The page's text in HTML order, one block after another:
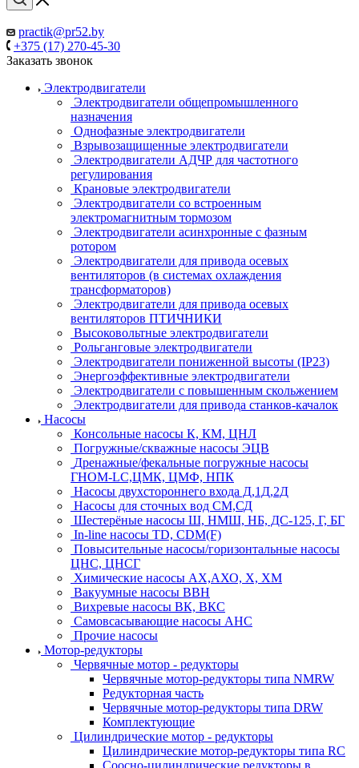
practik@pr52.by
+375 (17) 270-45-30
Заказать звонок
Электродвигатели
Электродвигатели общепромышленного
назначения
Однофазные электродвигатели
Взрывозащищенные электродвигатели
Электродвигатели АДЧР для частотного
регулирования
Крановые электродвигатели
Электродвигатели со встроенным
электромагнитным тормозом
Электродвигатели асинхронные с фазным
ротором
Электродвигатели для привода осевых
вентиляторов (в системах охлаждения
трансформаторов)
Электродвигатели для привода осевых
вентиляторов ПТИЧНИКИ
Высоковольтные электродвигатели
Рольганговые электродвигатели
Электродвигатели пониженной высоты (IP23)
Энергоэффективные электродвигатели
Электродвигатели с повышенным скольжением
Электродвигатели для привода станков-качалок
Насосы
Консольные насосы К, КМ, ЦНЛ
Погружные/скважные насосы ЭЦВ
Дренажные/фекальные погружные насосы
ГНОМ-LC,ЦМК, ЦМФ, НПК
Насосы двухстороннего входа Д,1Д,2Д
Насосы для сточных вод СМ,СД
Шестерёные насосы Ш, НМШ, НБ, ДС-125, Г, БГ
In-line насосы TD, CDM(F)
Повысительные насосы/горизонтальные насосы
ЦНС, ЦНСГ
Химические насосы АХ,АХО, Х, ХМ
Вакуумные насосы ВВН
Вихревые насосы ВК, ВКС
Самовсасывающие насосы АНС
Прочие насосы
Мотор-редукторы
Червячные мотор - редукторы
Червячные мотор-редукторы типа NMRW
Редукторная часть
Червячные мотор-редукторы типа DRW
Комплектующие
Цилиндрические мотор - редукторы
Цилиндрические мотор-редукторы типа RC
Соосно-цилиндрические редукторы в